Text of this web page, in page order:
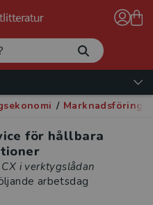
/ Marknadsföring
för hållbara
i verktygslådan
arbetsdag